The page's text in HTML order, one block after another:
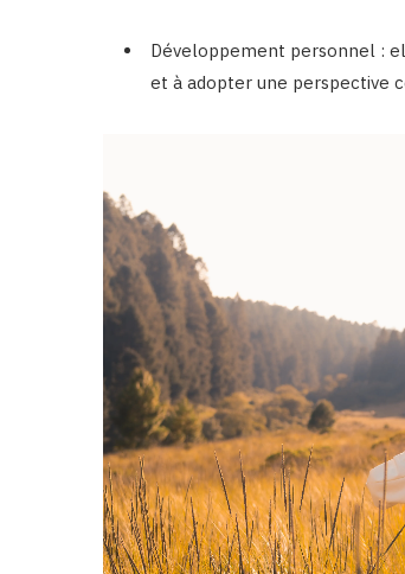
Développement personnel :
et à adopter une perspective